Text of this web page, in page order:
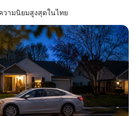
From Death: Makes You
ามนิยมสูงสุดในไทย